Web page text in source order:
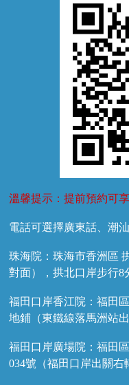
溫馨提示：提前預約可
電話可選擇廣東話、潮
珠海院：珠海市香洲區
對面），拱北口岸步行8
福田口岸香江院：福田
地鋪（東鐵線落馬洲站
福田口岸廣場院：福田
034號（福田口岸出關右